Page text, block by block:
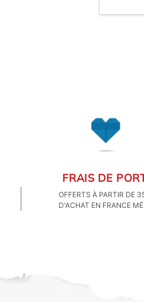
FRAIS DE
OFFERTS À PARTIR DE
D'ACHAT EN FRANCE